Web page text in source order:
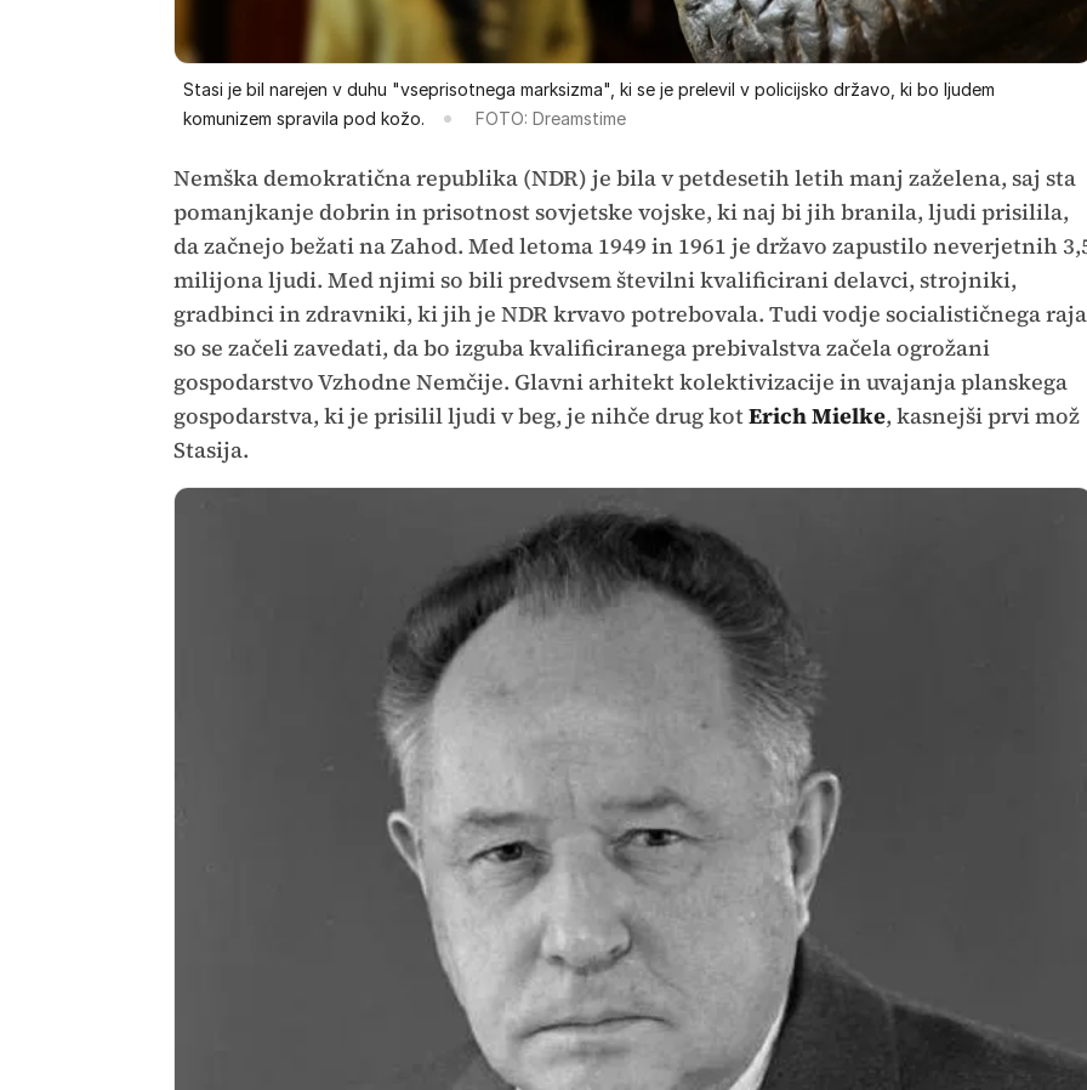
Stasi je bil narejen v duhu "vseprisotnega marksizma", ki se je prelevil v policijsko državo, ki bo ljudem
komunizem spravila pod kožo.
FOTO: Dreamstime
Nemška demokratična republika (NDR) je bila v petdesetih letih manj zaželena, saj sta
pomanjkanje dobrin in prisotnost sovjetske vojske, ki naj bi jih branila, ljudi prisilila,
da začnejo bežati na Zahod. Med letoma 1949 in 1961 je državo zapustilo neverjetnih
milijona ljudi. Med njimi so bili predvsem številni kvalificirani delavci, strojniki,
gradbinci in zdravniki, ki jih je NDR krvavo potrebovala. Tudi vodje socialističnega raja
so se začeli zavedati, da bo izguba kvalificiranega prebivalstva začela ogrožani
gospodarstvo Vzhodne Nemčije. Glavni arhitekt kolektivizacije in uvajanja planskega
gospodarstva, ki je prisilil ljudi v beg, je nihče drug kotErich Mielke, kasnejši prvi mož
Stasija.